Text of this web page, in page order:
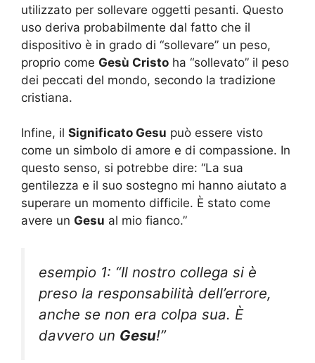
utilizzato per sollevare oggetti pesanti. Questo
uso deriva probabilmente dal fatto che il
dispositivo è in grado di “sollevare” un peso,
proprio come Gesù Cristo ha “sollevato” il peso
dei peccati del mondo, secondo la tradizione
cristiana.
Infine, il Significato Gesu può essere visto
come un simbolo di amore e di compassione. In
questo senso, si potrebbe dire: “La sua
gentilezza e il suo sostegno mi hanno aiutato a
superare un momento difficile. È stato come
avere un Gesu al mio fianco.”
esempio 1: “Il nostro collega si è
preso la responsabilità dell’errore,
anche se non era colpa sua. È
davvero un Gesu!”